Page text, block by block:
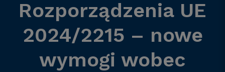
Rozporządzenia UE
2024/2215 – nowe
wymogi wobec